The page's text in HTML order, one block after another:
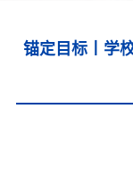
锚定目标丨学